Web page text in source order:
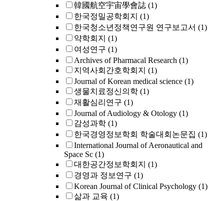
韓國航空宇宙學會誌 (1)
한국정밀공학회지 (1)
한국청소년정책연구원 연구보고서 (1)
약학회지 (1)
여성연구 (1)
Archives of Pharmacal Research (1)
지역사회간호학회지 (1)
Journal of Korean medical science (1)
생물치료정신의학 (1)
재활심리연구 (1)
Journal of Audiology & Otology (1)
감성과학 (1)
한국경영정보학회 학술대회논문집 (1)
International Journal of Aeronautical and
Space Sc (1)
대한공간정보학회지 (1)
경영과 정보연구 (1)
Korean Journal of Clinical Psychology (1)
삶과 교육 (1)